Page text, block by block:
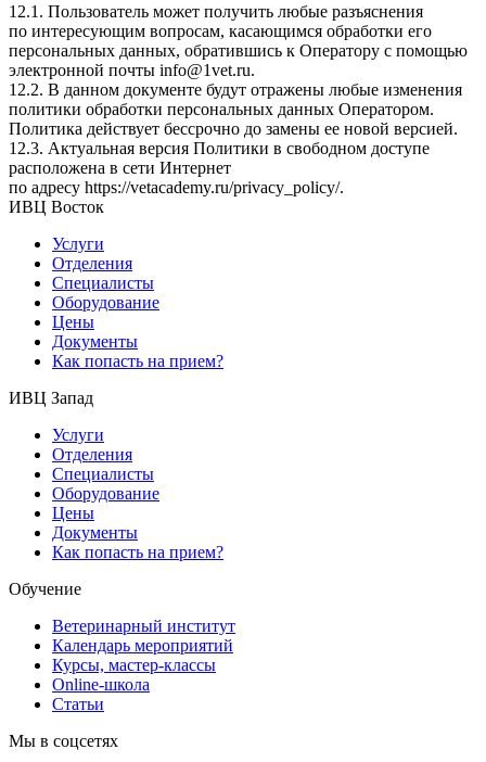
12.1. Пользователь может получить любые разъяснения
по интересующим вопросам, касающимся обработки его
персональных данных, обратившись к Оператору с помощью
электронной почты info@1vet.ru.
12.2. В данном документе будут отражены любые изменения
политики обработки персональных данных Оператором.
Политика действует бессрочно до замены ее новой версией.
12.3. Актуальная версия Политики в свободном доступе
расположена в сети Интернет
по адресу https://vetacademy.ru/privacy_policy/.
ИВЦ Восток
Услуги
Отделения
Специалисты
Оборудование
Цены
Документы
Как попасть на прием?
ИВЦ Запад
Услуги
Отделения
Специалисты
Оборудование
Цены
Документы
Как попасть на прием?
Обучение
Ветеринарный институт
Календарь мероприятий
Курсы, мастер-классы
Online-школа
Статьи
Мы в соцсетях